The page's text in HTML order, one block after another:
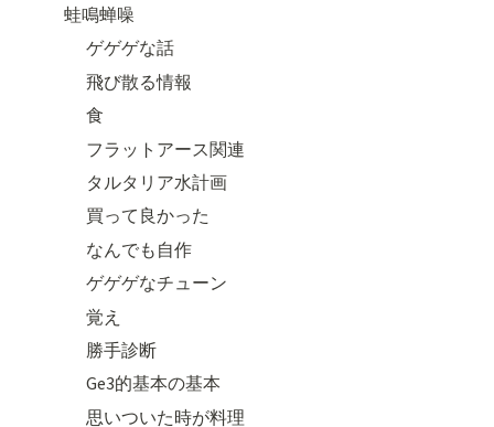
蛙鳴蝉噪
ゲゲゲな話
飛び散る情報
食
フラットアース関連
タルタリア水計画
買って良かった
なんでも自作
ゲゲゲなチューン
覚え
勝手診断
Ge3的基本の基本
思いついた時が料理